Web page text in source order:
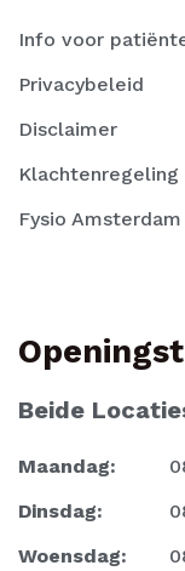
Info voor
Privacybeleid
Disclaimer
Klachtenregeling
Fysio Amsterdam
Beide
Maandag:
Dinsdag:
Woensdag: